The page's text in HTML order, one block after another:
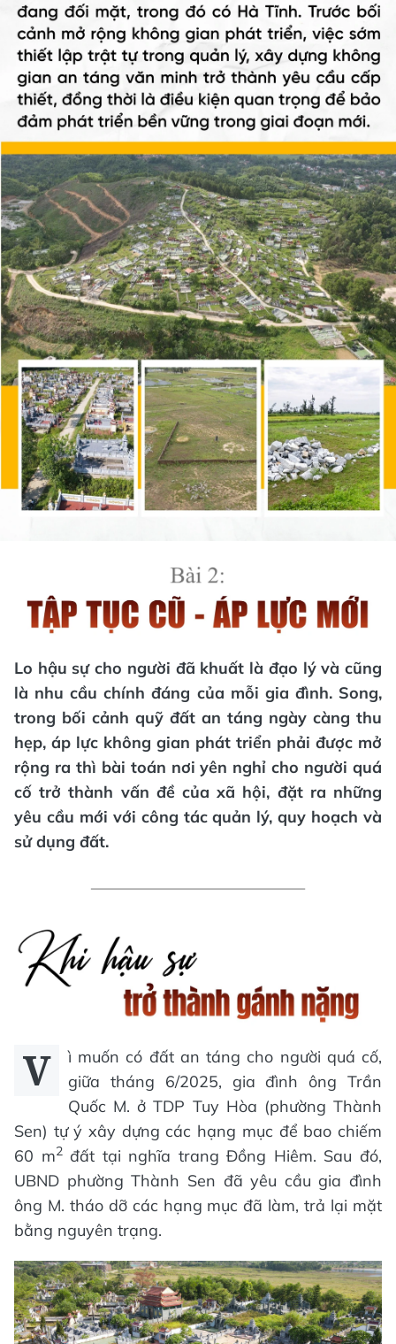
Lo hậu sự cho người đã khuất là đạo lý và cũng
là nhu cầu chính đáng của mỗi gia đình. Song,
trong bối cảnh quỹ đất an táng ngày càng thu
hẹp, áp lực không gian phát triển phải được mở
rộng ra thì bài toán nơi yên nghỉ cho người quá
cố trở thành vấn đề của xã hội, đặt ra những
yêu cầu mới với công tác quản lý, quy hoạch và
sử dụng đất.
V
ì muốn có đất an táng cho người quá cố,
giữa tháng 6/2025, gia đình ông Trần
Quốc M. ở TDP Tuy Hòa (phường Thành
Sen) tự ý xây dựng các hạng mục để bao chiếm
60 m2đất tại nghĩa trang Đồng Hiêm. Sau đó,
UBND phường Thành Sen đã yêu cầu gia đình
ông M. tháo dỡ các hạng mục đã làm, trả lại mặt
bằng nguyên trạng.